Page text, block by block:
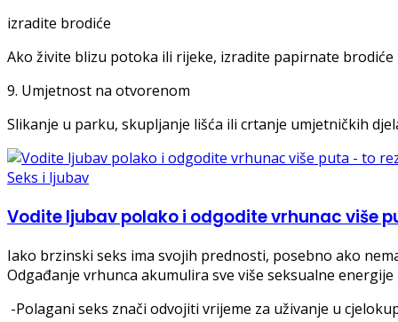
izradite brodiće
Ako živite blizu potoka ili rijeke, izradite papirnate
9. Umjetnost na otvorenom
Slikanje u parku, skupljanje lišća ili crtanje umjetničkih
Seks i ljubav
Vodite ljubav polako i odgodite vrhunac više
Iako brzinski seks ima svojih prednosti, posebno ako
Odgađanje vrhunca akumulira sve više seksualne
-Polagani seks znači odvojiti vrijeme za uživanje u